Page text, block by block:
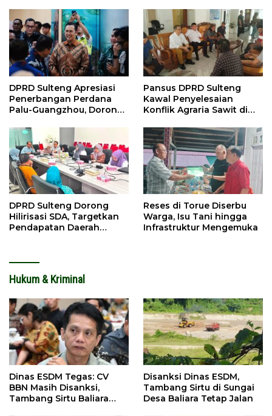
DPRD Sulteng Apresiasi
Penerbangan Perdana
Palu-Guangzhou, Dorong
Pansus DPRD Sulteng
Kawal Penyelesaian
Konflik Agraria Sawit di
DPRD Sulteng Dorong
Hilirisasi SDA, Targetkan
Pendapatan Daerah
Reses di Torue Diserbu
Warga, Isu Tani hingga
Infrastruktur Mengemuka
Hukum & Kriminal
Dinas ESDM Tegas: CV
BBN Masih Disanksi,
Tambang Sirtu Baliara
Disanksi Dinas ESDM,
Tambang Sirtu di Sungai
Desa Baliara Tetap Jalan